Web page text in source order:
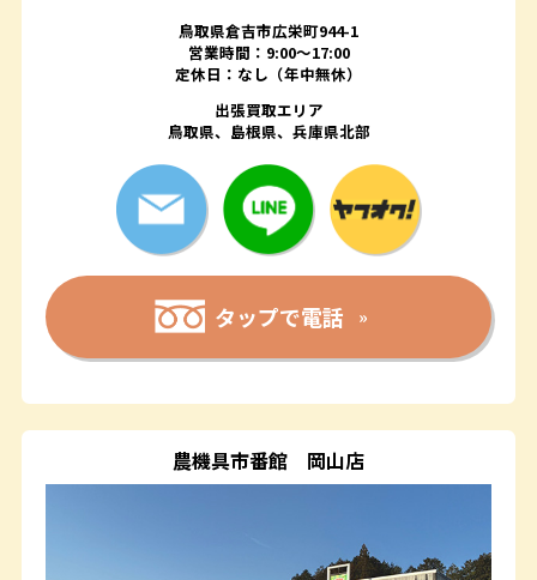
鳥取県倉吉市広栄町944-1
営業時間：9:00～17:00
定休日：なし（年中無休）
出張買取エリア
鳥取県、島根県、兵庫県北部
タップで電話
農機具市番館 岡山店